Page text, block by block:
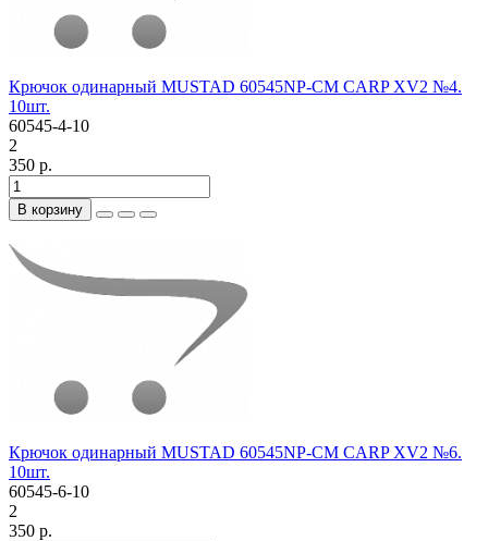
Крючок одинарный MUSTAD 60545NP-CM CARP XV2 №4.
10шт.
60545-4-10
2
350 р.
В корзину
Крючок одинарный MUSTAD 60545NP-CM CARP XV2 №6.
10шт.
60545-6-10
2
350 р.